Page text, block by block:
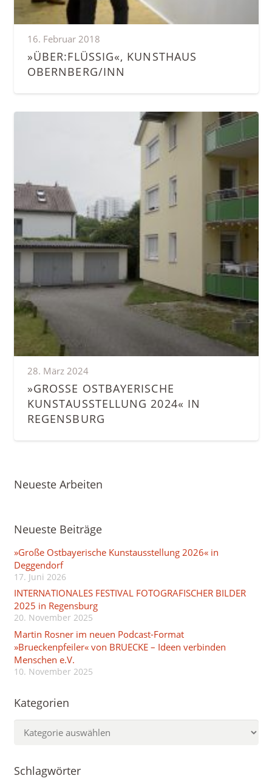
16. Februar 2018
»ÜBER:FLÜSSIG«, KUNSTHAUS
OBERNBERG/INN
28. März 2024
»GROSSE OSTBAYERISCHE K
UNSTAUSSTELLUNG 2024« IN R
EGENSBURG
Neueste Arbeiten
Neueste Beiträge
»Große Ostbayerische Kunstausstellung 2026« in
Deggendorf
17. Juni 2026
INTERNATIONALES FESTIVAL FOTOGRAFISCHER BILDER
2025 in Regensburg
20. November 2025
Martin Rosner im neuen Podcast-Format
»Brueckenpfeiler« von BRUECKE – Ideen verbinden
Menschen e.V.
10. November 2025
Kategorien
Schlagwörter